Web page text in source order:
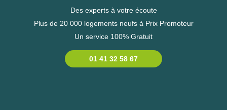
Des experts à votre écoute
Plus de 20 000 logements neufs à Prix Promoteur
Un service 100% Gratuit
01 41 32 58 67